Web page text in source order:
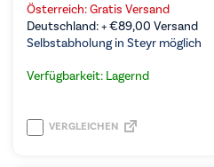
Österreich: Gratis Versand
Deutschland: +€89,00 Versand
Selbstabholung in Steyr möglich
Verfügbarkeit: Lagernd
VERGLEICHEN